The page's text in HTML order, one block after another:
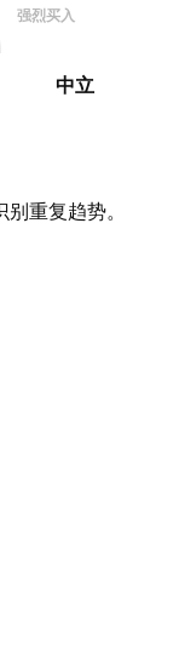
强烈买入
中立
重复趋势。